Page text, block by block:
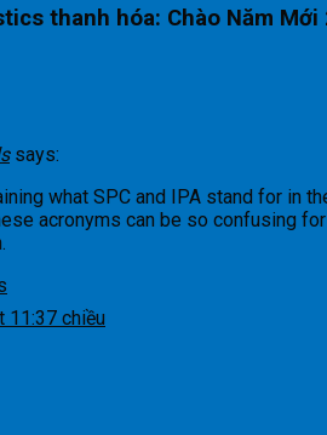
thanh hóa: Chào Năm
says:
what SPC and IPA stand for in
acronyms can be so confusing for
11:37 chiều